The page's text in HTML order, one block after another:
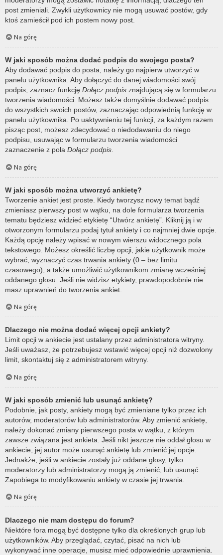
post zmieniali. Zwykli użytkownicy nie mogą usuwać postów, gdy
ktoś zamieścił pod ich postem nowy post.
Na górę
W jaki sposób można dodać podpis do swojego posta?
Aby dodawać podpis do posta, należy go najpierw utworzyć w
panelu użytkownika. Aby dołączyć do danej wiadomości swój
podpis, zaznacz funkcję Dołącz podpis znajdującą się w formularzu
tworzenia wiadomości. Możesz także domyślnie dodawać podpis
do wszystkich swoich postów, zaznaczając odpowiednią funkcję w
panelu użytkownika. Po uaktywnieniu tej funkcji, za każdym razem
pisząc post, możesz zdecydować o niedodawaniu do niego
podpisu, usuwając w formularzu tworzenia wiadomości
zaznaczenie z pola Dołącz podpis.
Na górę
W jaki sposób można utworzyć ankietę?
Tworzenie ankiet jest proste. Kiedy tworzysz nowy temat bądź
zmieniasz pierwszy post w wątku, na dole formularza tworzenia
tematu będziesz widzieć etykietę “Utwórz ankietę”. Kliknij ją i w
otworzonym formularzu podaj tytuł ankiety i co najmniej dwie opcje.
Każdą opcję należy wpisać w nowym wierszu widocznego pola
tekstowego. Możesz określić liczbę opcji, jakie użytkownik może
wybrać, wyznaczyć czas trwania ankiety (0 – bez limitu
czasowego), a także umożliwić użytkownikom zmianę wcześniej
oddanego głosu. Jeśli nie widzisz etykiety, prawdopodobnie nie
masz uprawnień do tworzenia ankiet.
Na górę
Dlaczego nie można dodać więcej opcji ankiety?
Limit opcji w ankiecie jest ustalany przez administratora witryny.
Jeśli uważasz, że potrzebujesz wstawić więcej opcji niż dozwolony
limit, skontaktuj się z administratorem witryny.
Na górę
W jaki sposób zmienić lub usunąć ankietę?
Podobnie, jak posty, ankiety mogą być zmieniane tylko przez ich
autorów, moderatorów lub administratorów. Aby zmienić ankietę,
należy dokonać zmiany pierwszego posta w wątku, z którym
zawsze związana jest ankieta. Jeśli nikt jeszcze nie oddał głosu w
ankiecie, jej autor może usunąć ankietę lub zmienić jej opcje.
Jednakże, jeśli w ankiecie zostały już oddane głosy, tylko
moderatorzy lub administratorzy mogą ją zmienić, lub usunąć.
Zapobiega to modyfikowaniu ankiety w czasie jej trwania.
Na górę
Dlaczego nie mam dostępu do forum?
Niektóre fora mogą być dostępne tylko dla określonych grup lub
użytkowników. Aby przeglądać, czytać, pisać na nich lub
wykonywać inne operacje, musisz mieć odpowiednie uprawnienia.